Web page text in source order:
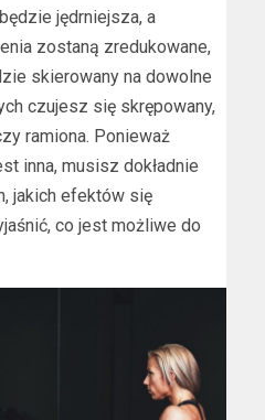
jędrniejsza, a
zostaną zredukowane,
skierowany na dowolne
czujesz się skrępowany,
ramiona. Ponieważ
inna, musisz dokładnie
jakich efektów się
co jest możliwe do